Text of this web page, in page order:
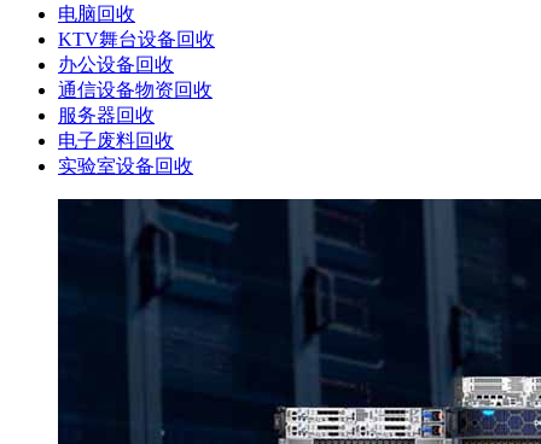
电脑回收
KTV舞台设备回收
办公设备回收
通信设备物资回收
服务器回收
电子废料回收
实验室设备回收